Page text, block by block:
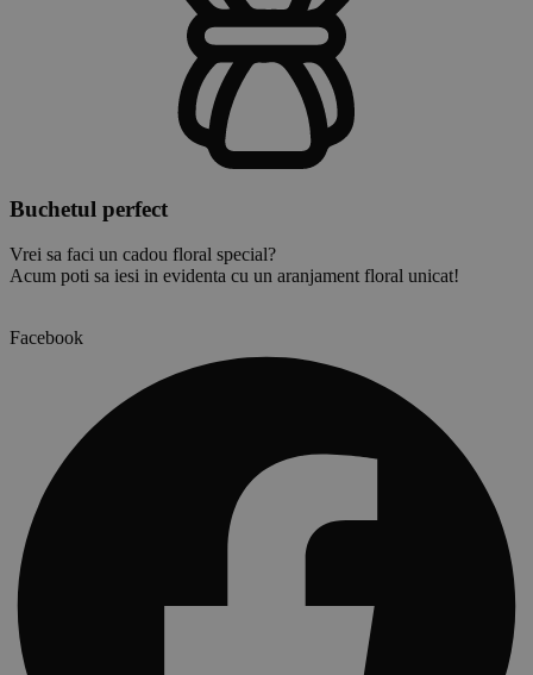
Buchetul perfect
Vrei sa faci un cadou floral special?
Acum poti sa iesi in evidenta cu un aranjament floral unicat!
Facebook